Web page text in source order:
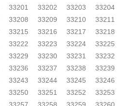
33201 33202 33203
33204
33208 33209 33210
33211
33215 33216 33217
33218
33222 33223 33224
33225
33229 33230 33231
33232
33236 33237 33238
33239
33243 33244 33245
33246
33250 33251 33252
33253